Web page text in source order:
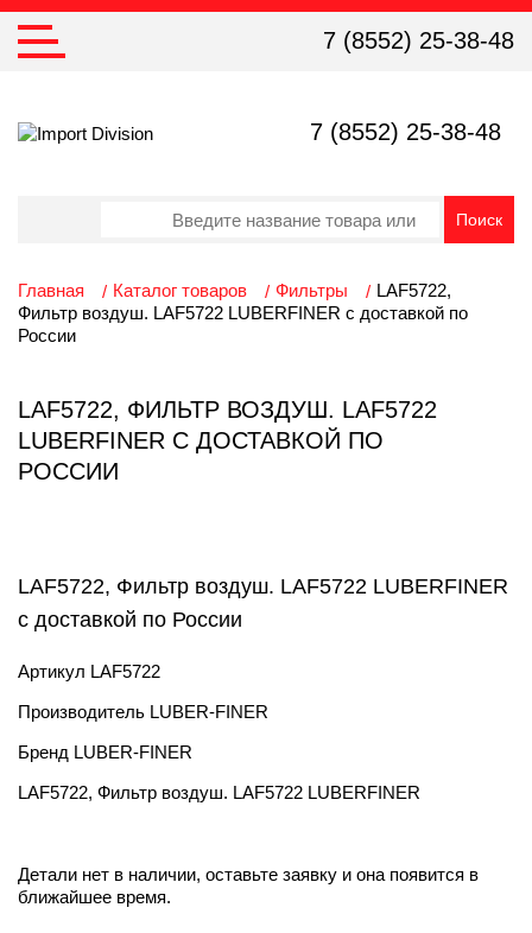
7 (8552) 25-38-48
7 (8552) 25-38-48
Главная Каталог товаров Фильтры
LAF5722,
Фильтр воздуш. LAF5722 LUBERFINER с доставкой по
России
LAF5722, ФИЛЬТР ВОЗДУШ. LAF5722
LUBERFINER С ДОСТАВКОЙ ПО
РОССИИ
LAF5722, Фильтр воздуш. LAF5722 LUBERFINER
с доставкой по России
Артикул LAF5722
Производитель LUBER-FINER
Бренд LUBER-FINER
LAF5722, Фильтр воздуш. LAF5722 LUBERFINER
Детали нет в наличии, оставьте заявку и она появится в
ближайшее время.